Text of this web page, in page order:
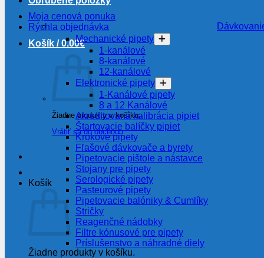
Moja cenová ponuka
Rýchla objednávka
Košík /0.00€
Žiadne produkty v košíku.
Vrátiť sa do obchodu
Košík
Žiadne produkty v košíku.
Mechanické pipety
1-kanálové
8-kanálové
12-kanálové
Elektronické pipety
1-Kanálové pipety
8 a 12 Kanálové
Akreditovaná kalibrácia pipiet
Štartovacie balíčky pipiet
Krokové pipety
Fľašové dávkovače a byrety
Pipetovacie pištole a nástavce
Stojany pre pipety
Serologické pipety
Pasteurové pipety
Pipetovacie balóniky & Cumlíky
Stričky
Reagenčné nádobky
Filtre kónusové pre pipety
Príslušenstvo a náhradné diely